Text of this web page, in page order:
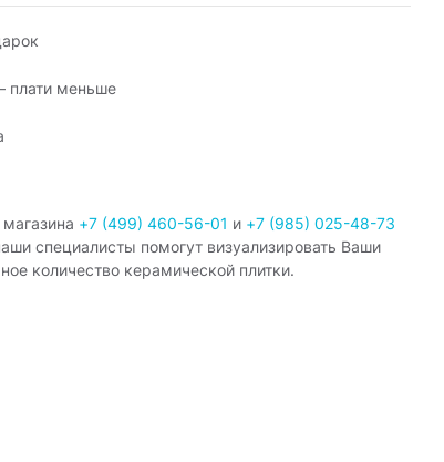
плати меньше
+7 (499) 460-56-01 и +7 (985) 025-48-73
специалисты помогут визуализировать Ваши
количество керамической плитки.